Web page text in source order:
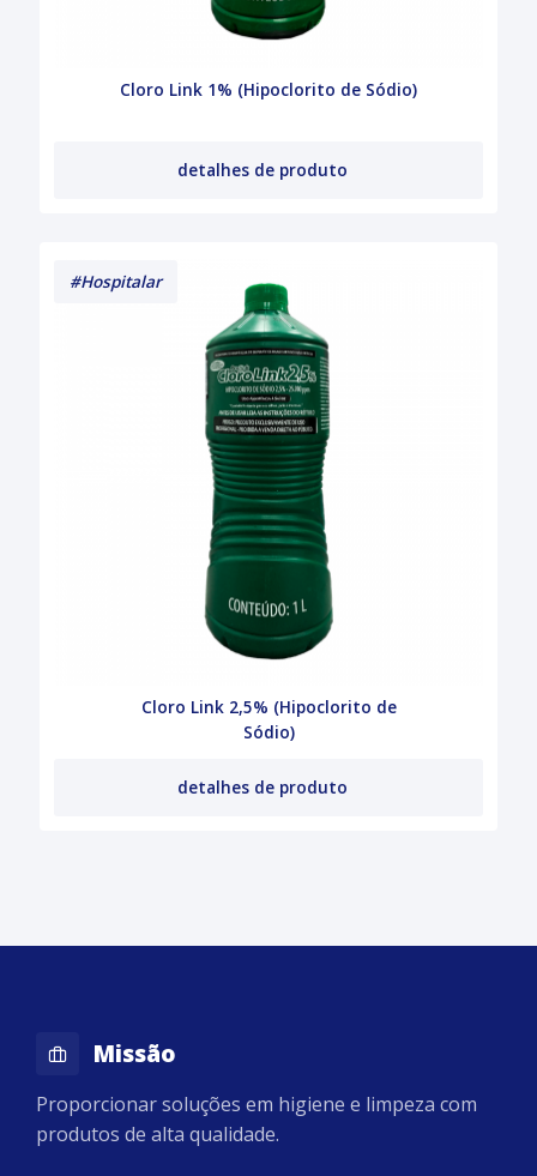
Cloro Link 1% (Hipoclorito de Sódio)
detalhes de produto
Cloro Link 2,5% (Hipoclorito de
Sódio)
detalhes de produto
#Hospitalar
Missão
Proporcionar soluções em higiene e limpeza com
produtos de alta qualidade.